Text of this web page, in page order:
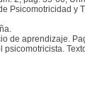
Psicomotricidad y
de aprendizaje.